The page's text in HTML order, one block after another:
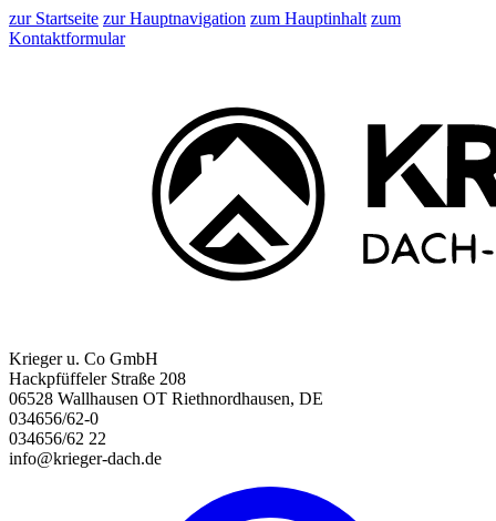
zur Startseite zur Hauptnavigation zum Hauptinhalt zum
Kontaktformular
Krieger u. Co GmbH
Hackpfüffeler Straße 208
06528 Wallhausen OT Riethnordhausen, DE
034656/62-0
034656/62 22
info@krieger-dach.de